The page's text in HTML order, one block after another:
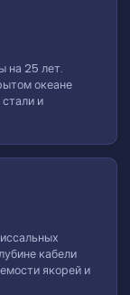
на 25 лет.
океане
и
кабели
якорей и